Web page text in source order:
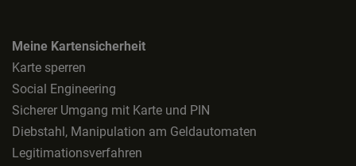
Meine Kartensicherheit
Karte sperren
Social Engineering
Sicherer Umgang mit Karte und PIN
Diebstahl, Manipulation am Geldautomaten
Legitimationsverfahren